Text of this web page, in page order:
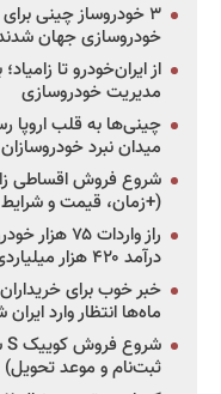
خودروسازی جهان
از ایران‌خودرو تا
مدیریت خودروسازی
میدان نبرد
(+زمان، قیمت و
درآمد ۴۲۰ هزار میلیاردی دولت؟
خبر خوب برای
ماه‌ها انتظار وارد
ثبت‌نام و موعد تحویل)